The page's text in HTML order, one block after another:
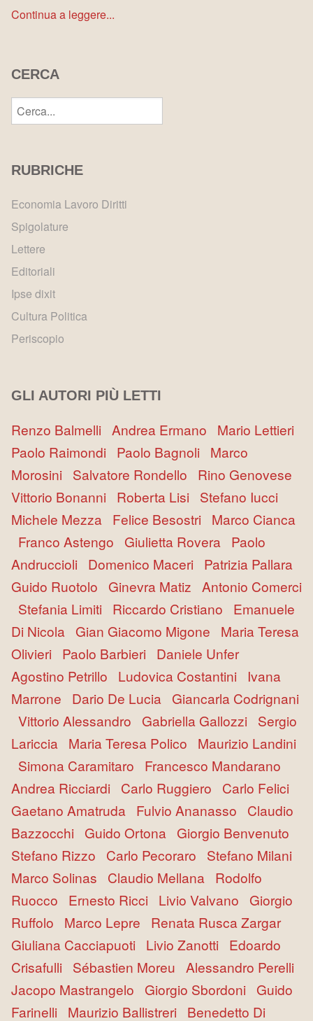
Continua a leggere...
CERCA
RUBRICHE
Economia Lavoro Diritti
Spigolature
Lettere
Editoriali
Ipse dixit
Cultura Politica
Periscopio
GLI AUTORI PIÙ LETTI
Renzo Balmelli Andrea Ermano
Mario Lettieri
Paolo Raimondi Paolo Bagnoli Marco
Morosini Salvatore Rondello
Rino Genovese
Vittorio Bonanni Roberta Lisi Stefano Iucci
Michele Mezza Felice Besostri Marco Cianca
Franco Astengo
Giulietta Rovera Paolo
Andruccioli Domenico Maceri Patrizia Pallara
Guido Ruotolo
Ginevra Matiz Antonio Comerci
Stefania Limiti Riccardo Cristiano
Emanuele
Di Nicola Gian Giacomo Migone
Maria Teresa
Olivieri Paolo Barbieri Daniele Unfer
Agostino Petrillo
Ludovica Costantini
Ivana
Marrone
Dario De Lucia Giancarla Codrignani
Vittorio Alessandro
Gabriella Gallozzi Sergio
Lariccia Maria Teresa Polico
Maurizio Landini
Simona Caramitaro
Francesco Mandarano
Andrea Ricciardi Carlo Ruggiero
Carlo Felici
Gaetano Amatruda Fulvio Ananasso
Claudio
Bazzocchi Guido Ortona Giorgio Benvenuto
Stefano Rizzo
Carlo Pecoraro
Stefano Milani
Marco Solinas
Claudio Mellana Rodolfo
Ruocco
Ernesto Ricci Livio Valvano
Giorgio
Ruffolo
Marco Lepre
Renata Rusca Zargar
Giuliana Cacciapuoti Livio Zanotti Edoardo
Crisafulli Sébastien Moreu Alessandro Perelli
Jacopo Mastrangelo
Giorgio Sbordoni Guido
Farinelli Maurizio Ballistreri Benedetto Di